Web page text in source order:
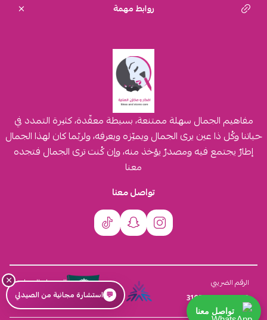
روابط مهمة
مفاهيم الجمال سهلة ممتنعة، بسيطة معقّدة، كثيرة التمدد في
حياتنا وكُل ذا عين يرى الجمال ويميّزه ويعرفه، ولربّما كان لهذا الجمال
إطارٌ يجتمع فيه ومصدرٌ يؤخذ منه، وإن كُنت ترى الجمال فتجده
معنا
تواصل معنا
الرقم الضريبي
310555259800003
السجل التجاري
4030431116
×
💬 استشارة مجانية من الصيدلي
تواصل معنا